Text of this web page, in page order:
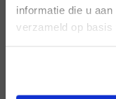
informatie die u
verzameld op basis
DON’T
BRAND